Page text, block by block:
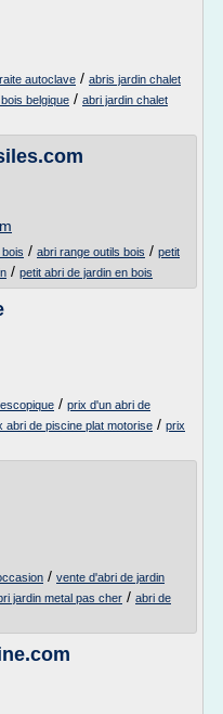
autoclave / abris jardin chalet
belgique / abri jardin chalet
/ abri range outils bois / petit
/ petit abri de jardin en bois
/ prix d'un abri de
abri de piscine plat motorise / prix
/ vente d'abri de jardin
jardin metal pas cher / abri de